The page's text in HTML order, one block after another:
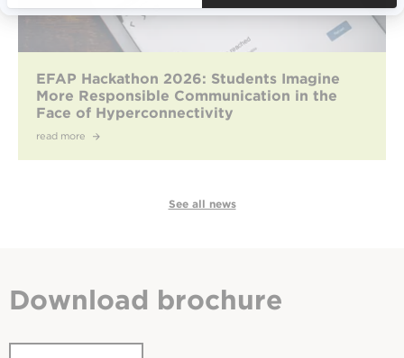
EFAP Hackathon 2026: Students Imagine
More Responsible Communication in the
Face of Hyperconnectivity
read more
See all news
Download brochure